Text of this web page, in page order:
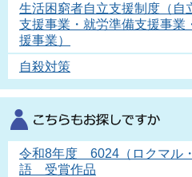
生活困窮者自立支援制度（自
支援事業・就労準備支援事業
援事業）
自殺対策
令和8年度 6024（ロクマル
語 受賞作品